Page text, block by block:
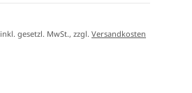
inkl. gesetzl. MwSt., zzgl.Versandkosten